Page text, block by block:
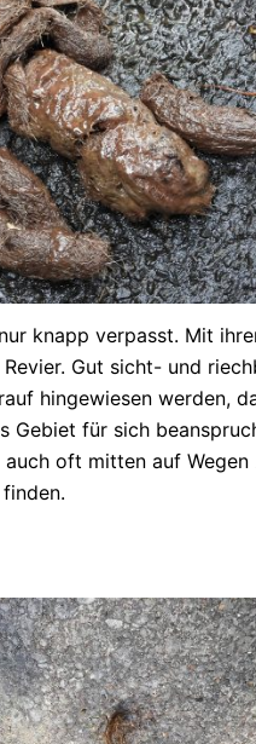
knapp verpasst. Mit
Gut sicht- und
hingewiesen werden,
Gebiet für sich
oft mitten auf Wegen
finden.